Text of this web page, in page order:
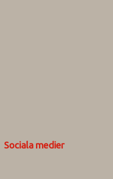
Sociala medier